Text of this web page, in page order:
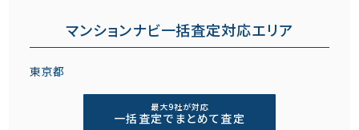
マンションナビ一括査定対応エリア
東京都
最大9社が対応
一括査定でまとめて査定